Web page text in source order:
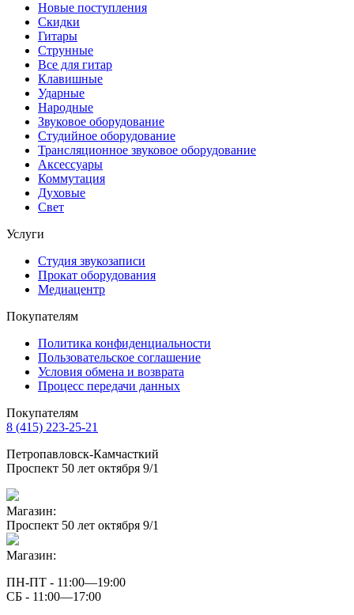
Новые поступления
Скидки
Гитары
Струнные
Все для гитар
Клавишные
Ударные
Народные
Звуковое оборудование
Студийное оборудование
Трансляционное звуковое оборудование
Аксессуары
Коммутация
Духовые
Свет
Услуги
Студия звукозаписи
Прокат оборудования
Медиацентр
Покупателям
Политика конфиденциальности
Пользовательское соглашение
Условия обмена и возврата
Процесс передачи данных
Покупателям
8 (415) 223-25-21
Петропавловск-Камчасткий
Проспект 50 лет октября 9/1
Магазин:
Проспект 50 лет октября 9/1
Магазин:
ПН-ПТ - 11:00—19:00
СБ - 11:00—17:00